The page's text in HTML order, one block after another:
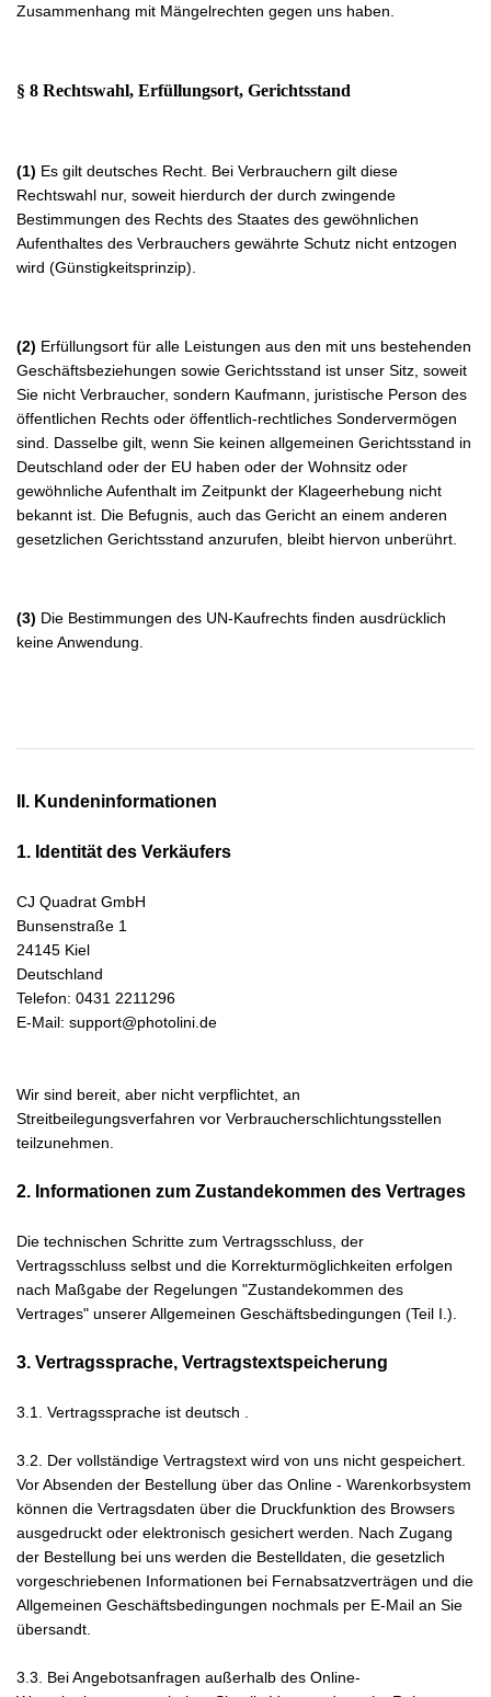
Zusammenhang mit Mängelrechten gegen uns haben.
§ 8 Rechtswahl, Erfüllungsort, Gerichtsstand
(1) Es gilt deutsches Recht. Bei Verbrauchern gilt diese
Rechtswahl nur, soweit hierdurch der durch zwingende
Bestimmungen des Rechts des Staates des gewöhnlichen
Aufenthaltes des Verbrauchers gewährte Schutz nicht entzogen
wird (Günstigkeitsprinzip).
(2) Erfüllungsort für alle Leistungen aus den mit uns bestehenden
Geschäftsbeziehungen sowie Gerichtsstand ist unser Sitz, soweit
Sie nicht Verbraucher, sondern Kaufmann, juristische Person des
öffentlichen Rechts oder öffentlich-rechtliches Sondervermögen
sind. Dasselbe gilt, wenn Sie keinen allgemeinen Gerichtsstand in
Deutschland oder der EU haben oder der Wohnsitz oder
gewöhnliche Aufenthalt im Zeitpunkt der Klageerhebung nicht
bekannt ist. Die Befugnis, auch das Gericht an einem anderen
gesetzlichen Gerichtsstand anzurufen, bleibt hiervon unberührt.
(3) Die Bestimmungen des UN-Kaufrechts finden ausdrücklich
keine Anwendung.
II. Kundeninformationen
1. Identität des Verkäufers
CJ Quadrat GmbH
Bunsenstraße 1
24145 Kiel
Deutschland
Telefon: 0431 2211296
E-Mail: support@photolini.de
Wir sind bereit, aber nicht verpflichtet, an
Streitbeilegungsverfahren vor Verbraucherschlichtungsstellen
teilzunehmen.
2. Informationen zum Zustandekommen des Vertrages
Die technischen Schritte zum Vertragsschluss, der
Vertragsschluss selbst und die Korrekturmöglichkeiten erfolgen
nach Maßgabe der Regelungen "Zustandekommen des
Vertrages" unserer Allgemeinen Geschäftsbedingungen (Teil I.).
3. Vertragssprache, Vertragstextspeicherung
3.1. Vertragssprache ist deutsch
3.2. Der vollständige Vertragstext wird von uns nicht gespeichert.
Vor Absenden der Bestellung über das Online - Warenkorbsystem
können die Vertragsdaten über die Druckfunktion des Browsers
ausgedruckt oder elektronisch gesichert werden. Nach Zugang
der Bestellung bei uns werden die Bestelldaten, die gesetzlich
vorgeschriebenen Informationen bei Fernabsatzverträgen und die
Allgemeinen Geschäftsbedingungen nochmals per E-Mail an Sie
übersandt.
3.3. Bei Angebotsanfragen außerhalb des Online-